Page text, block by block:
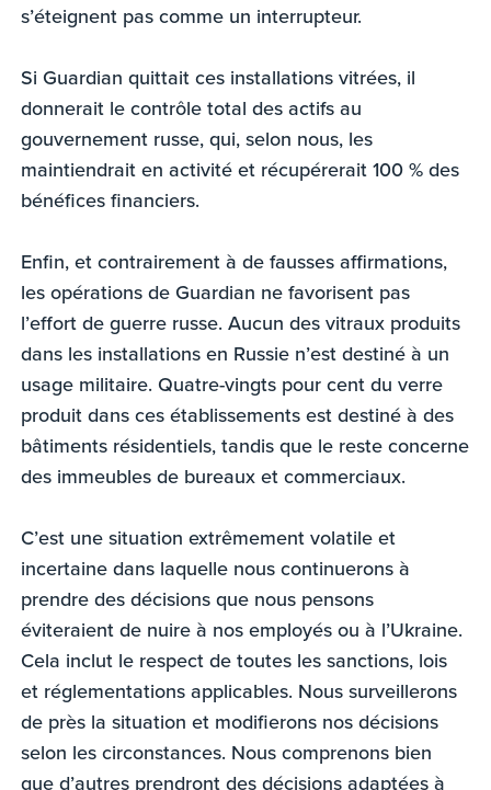
s’éteignent pas comme un interrupteur.
Si Guardian quittait ces installations vitrées, il
donnerait le contrôle total des actifs au
gouvernement russe, qui, selon nous, les
maintiendrait en activité et récupérerait 100 % des
bénéfices financiers.
Enfin, et contrairement à de fausses affirmations,
les opérations de Guardian ne favorisent pas
l’effort de guerre russe. Aucun des vitraux produits
dans les installations en Russie n’est destiné à un
usage militaire. Quatre-vingts pour cent du verre
produit dans ces établissements est destiné à des
bâtiments résidentiels, tandis que le reste concerne
des immeubles de bureaux et commerciaux.
C’est une situation extrêmement volatile et
incertaine dans laquelle nous continuerons à
prendre des décisions que nous pensons
éviteraient de nuire à nos employés ou à l’Ukraine.
Cela inclut le respect de toutes les sanctions, lois
et réglementations applicables. Nous surveillerons
de près la situation et modifierons nos décisions
selon les circonstances. Nous comprenons bien
que d’autres prendront des décisions adaptées à